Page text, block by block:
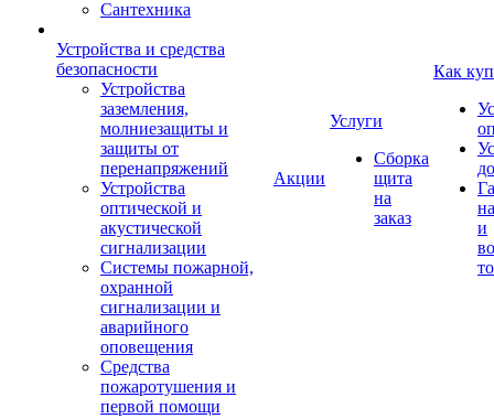
Сантехника
Устройства и средства
безопасности
Устройства
заземления,
молниезащиты и
защиты от
перенапряжений
Устройства
оптической и
акустической
сигнализации
Системы пожарной,
охранной
сигнализации и
аварийного
оповещения
Средства
пожаротушения и
первой помощи
Акции
Услуги
Сборка
щита
на
заказ
Как
и